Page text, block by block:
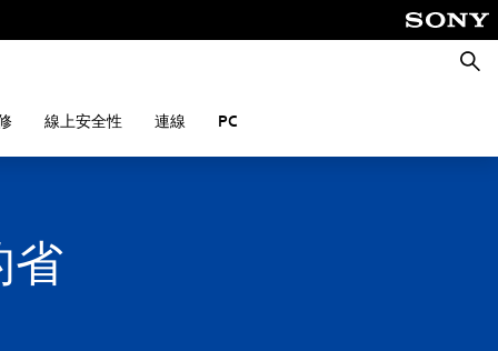
搜
尋
線上安全性 連線 PC
省